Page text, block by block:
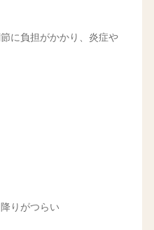
に負担がかかり、炎症や
りがつらい